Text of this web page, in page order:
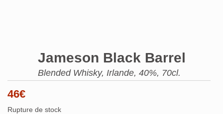
Jameson Black Barrel
Blended Whisky, Irlande, 40%, 70cl.
46€
Rupture de stock